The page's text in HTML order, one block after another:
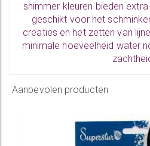
shimmer kleuren bieden
geschikt voor het
creaties en het zetten van
minimale hoeveelheid water
Aanbevolen producten